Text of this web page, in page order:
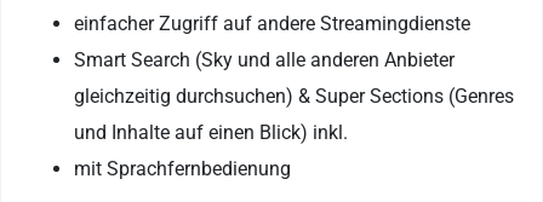
einfacher Zugriff auf andere Streamingdienste
Smart Search (Sky und alle anderen Anbieter
gleichzeitig durchsuchen) & Super Sections (Genres
und Inhalte auf einen Blick) inkl.
mit Sprachfernbedienung